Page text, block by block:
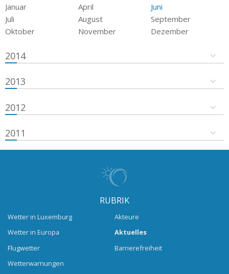
Januar April
Juni
Juli
August
September
Oktober
November Dezember
2014
2013
2012
2011
RUBRIK
Wetter in Luxemburg
Wetter in Europa
Flugwetter
Wetterwarnungen
Akteure
Aktuelles
Barrierefreiheit